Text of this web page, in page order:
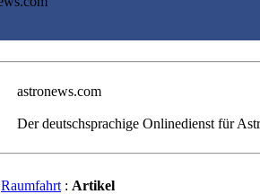
astronews.com
Der deutschsprachige Onlinedienst für
Raumfahrt : Artikel